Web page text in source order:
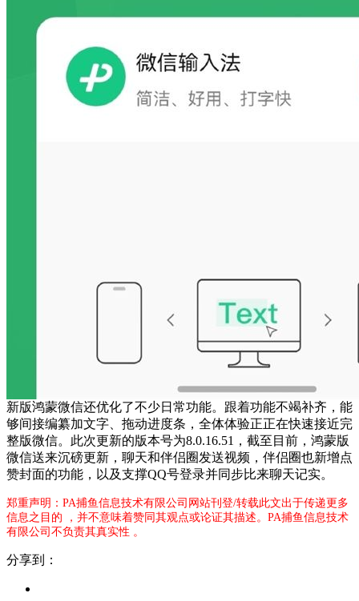
新版鸿蒙微信还优化了不少日常功能。跟着功能不竭补齐，能
够间接编纂加文字、拖动进度条，全体体验正正在快速接近完
整版微信。此次更新的版本号为8.0.16.51，截至目前，鸿蒙版
微信送来沉磅更新，聊天和伴侣圈发送视频，伴侣圈也新增点
赞封面的功能，以及支撑QQ号登录并同步比来聊天记实。
郑重声明：PA捕鱼信息技术有限公司网站刊登/转载此文出于传递更多
信息之目的 ，并不意味着赞同其观点或论证其描述。PA捕鱼信息技术
有限公司不负责其真实性 。
分享到：